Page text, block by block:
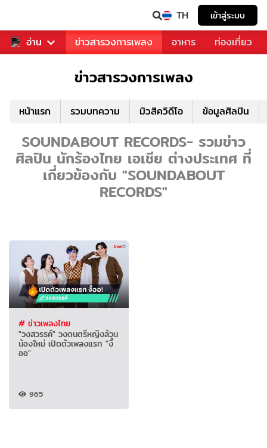
TH เข้าสู่ระบบ
อ่าน
ข่าวบันเทิง ข่าวสารวงการเพลง อาหาร ท่องเที่ยว
ข่าวสารวงการเพลง
หน้าแรก รวมบทความ มิวสิควิดีโอ ข้อมูลศิลปิน
SOUNDABOUT RECORDS- รวมข่าว
ศิลปิน นักร้องไทย เอเชีย ต่างประเทศ ที่
เกี่ยวข้องกับ "SOUNDABOUT
RECORDS"
# ข่าวเพลงไทย
"วงสวรรค์" วงดนตรีหญิงล้วน
น้องใหม่ เปิดตัวเพลงแรก "งื้
ออ"
965